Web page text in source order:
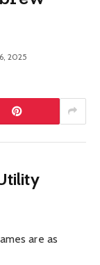
2025
are as